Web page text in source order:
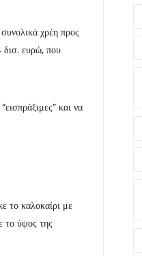
χρέη προς
δισ. ευρώ, που
και να
το καλοκαίρι με
το ύψος της